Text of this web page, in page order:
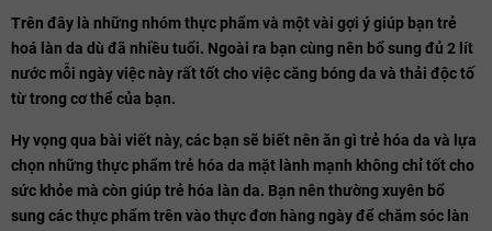
Trên đây là những nhóm thực phẩm và một vài gợi ý giúp bạn trẻ
hoá làn da dù đã nhiều tuổi. Ngoài ra bạn cùng nên bổ sung đủ 2 lít
nước mỗi ngày việc này rất tốt cho việc căng bóng da và thải độc tố
từ trong cơ thể của bạn.
Hy vọng qua bài viết này, các bạn sẽ biết nên ăn gì trẻ hóa da và lựa
chọn những thực phẩm trẻ hóa da mặt lành mạnh không chỉ tốt cho
sức khỏe mà còn giúp trẻ hóa làn da. Bạn nên thường xuyên bổ
sung các thực phẩm trên vào thực đơn hàng ngày để chăm sóc làn